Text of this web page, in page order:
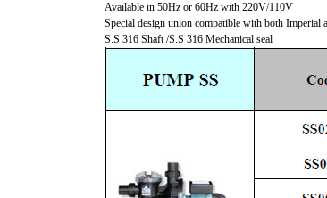
Available in 50Hz or 60Hz with 220V/110V
Special design union compatible with both Imperial
S.S 316 Shaft /S.S 316 Mechanical seal